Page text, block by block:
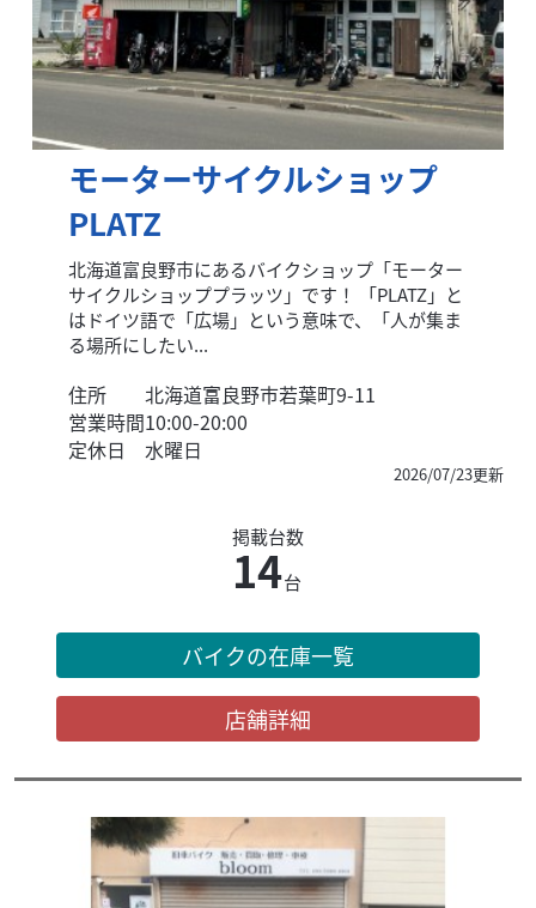
モーターサイクルショップ
PLATZ
北海道富良野市にあるバイクショップ「モーター
サイクルショッププラッツ」です！ 「PLATZ」と
はドイツ語で「広場」という意味で、「人が集ま
る場所にしたい...
住所
北海道富良野市若葉町9-11
営業時間10:00-20:00
定休日
水曜日
2026/07/23更新
掲載台数
14台
バイクの在庫一覧
店舗詳細